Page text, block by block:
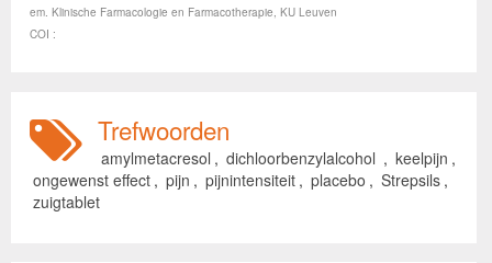
em. Klinische Farmacologie en Farmacotherapie, KU Leuven
COI :
Trefwoorden
amylmetacresol , dichloorbenzylalcohol , keelpijn ,
ongewenst effect , pijn , pijnintensiteit , placebo , Strepsils ,
zuigtablet